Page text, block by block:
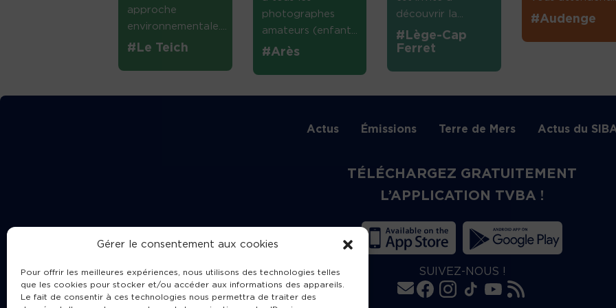
Gérer le consentement aux cookies
Pour offrir les meilleures expériences, nous utilisons des technologies telles
que les cookies pour stocker et/ou accéder aux informations des appareils.
Le fait de consentir à ces technologies nous permettra de traiter des
approche
environnementale....
#Le Teich
photographes
amateurs (enfant...
#Arès
découvrir la...
#Lège-Cap
Ferret
#Audenge
Actus Émissions Terre de Mers Actus du
TÉLÉCHARGEZ GRATUITEMENT
L’APPLICATION TVBA !
SUIVEZ-NOUS !